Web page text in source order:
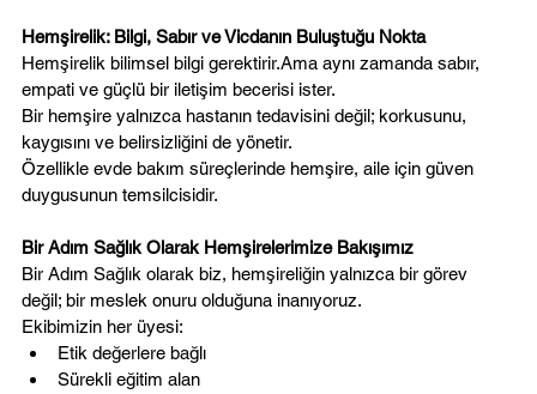
Hemşirelik: Bilgi, Sabır ve Vicdanın Buluştuğu Nokta
Hemşirelik bilimsel bilgi gerektirir.Ama aynı zamanda sabır,
empati ve güçlü bir iletişim becerisi ister.
Bir hemşire yalnızca hastanın tedavisini değil; korkusunu,
kaygısını ve belirsizliğini de yönetir.
Özellikle evde bakım süreçlerinde hemşire, aile için güven
duygusunun temsilcisidir.
Bir Adım Sağlık Olarak Hemşirelerimize Bakışımız
Bir Adım Sağlık olarak biz, hemşireliğin yalnızca bir görev
değil; bir meslek onuru olduğuna inanıyoruz.
Ekibimizin her üyesi:
Etik değerlere bağlı
Sürekli eğitim alan